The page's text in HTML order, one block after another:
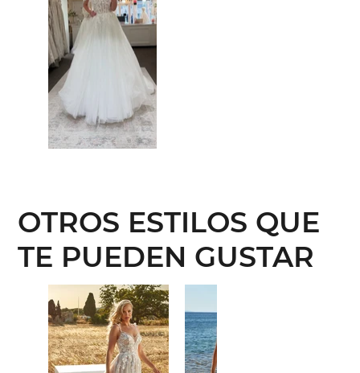
OTROS ESTILOS QUE
TE PUEDEN GUSTAR